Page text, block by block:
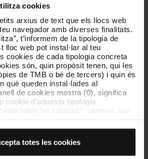
cookies
arxius de text que els llocs web
navegador amb diverses finalitats.
t’informem de la tipologia de
lloc web pot instal·lar al teu
cookies de cada tipologia concreta
són, quin propòsit tenen, qui les
de TMB o bé de tercers) i quin és
què queden instal·lades al
de cookies mostra (0), significa
cookie d’aquesta tipologia.
totes les cookies”, permets que
a la dreta de cada tipologia de
les teves preferències, has de fer
totes les cookies
[PDF: 143 KB]
inici proves 2ª fase 10123, Borsa
2026 (20/01/2026)
[PDF: 129
resultats 1ª fase 10123, Borsa
2026 (20/01/2026)
[PDF: 478
resultats 1ª fase 10123, Borsa
2026 (15/01/2026)
[PDF: 477
Borsa Personal Conducció 2026
[PDF: 369 KB]